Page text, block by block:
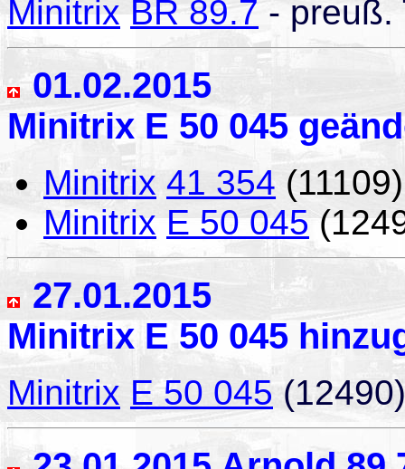
Minitrix BR 89.7 - preuß.
01.02.2015
Minitrix E 50 045
Minitrix 41 354
Minitrix E 50 045
27.01.2015
Minitrix E 50 045
Minitrix E 50 045